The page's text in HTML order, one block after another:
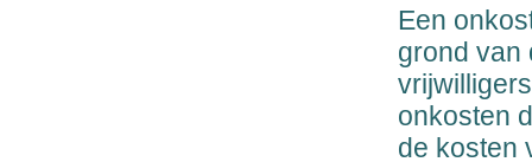
Een
grond van
onkosten
de kosten